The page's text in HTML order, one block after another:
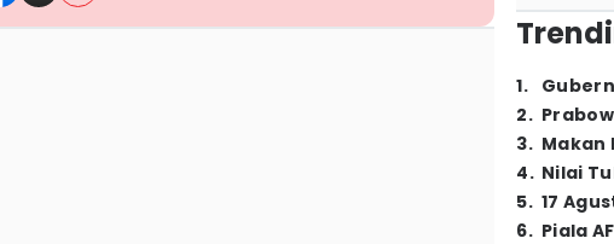
1.
2.
3. Makan
4. Nilai
5. 17
6. Piala